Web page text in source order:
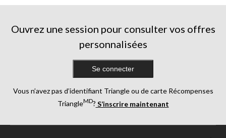
Ouvrez une session pour consulter vos offres
personnalisées
Se connecter
Vous n’avez pas d’identifiant Triangle ou de carte Récompenses
TriangleMD? S’inscrire maintenant